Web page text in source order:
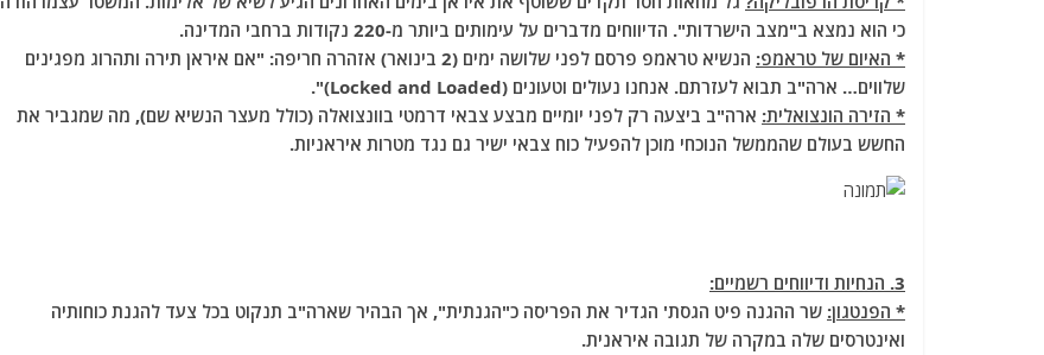
כי הוא נמצא ב"מצב הישרדות". הדיווחים מדברים על עימותים ביותר מ-220 נקודות ברחבי המדינה.
* האיום של טראמפ:
הנשיא טראמפ פרסם לפני שלושה ימים (2 בינואר) אזהרה חריפה: "אם איראן תירה ותהרוג מפגינים
שלווים… ארה"ב תבוא לעזרתם. אנחנו נעולים וטעונים (Locked and Loaded)".
* הזירה הונצואלית: ארה"ב ביצעה רק לפני יומיים מבצע צבאי דרמטי בוונצואלה (כולל מעצר הנשיא שם), מה שמגביר את
החשש בעולם שהממשל הנוכחי מוכן להפעיל כוח צבאי ישיר גם נגד מטרות איראניות.
3. הנחיות ודיווחים רשמיים:
* הפנטגון: שר ההגנה פיט הגסת' הגדיר את הפריסה כ"הגנתית", אך הבהיר שארה"ב תנקוט בכל צעד להגנת כוחותיה
ואינטרסים שלה במקרה של תגובה איראנית.